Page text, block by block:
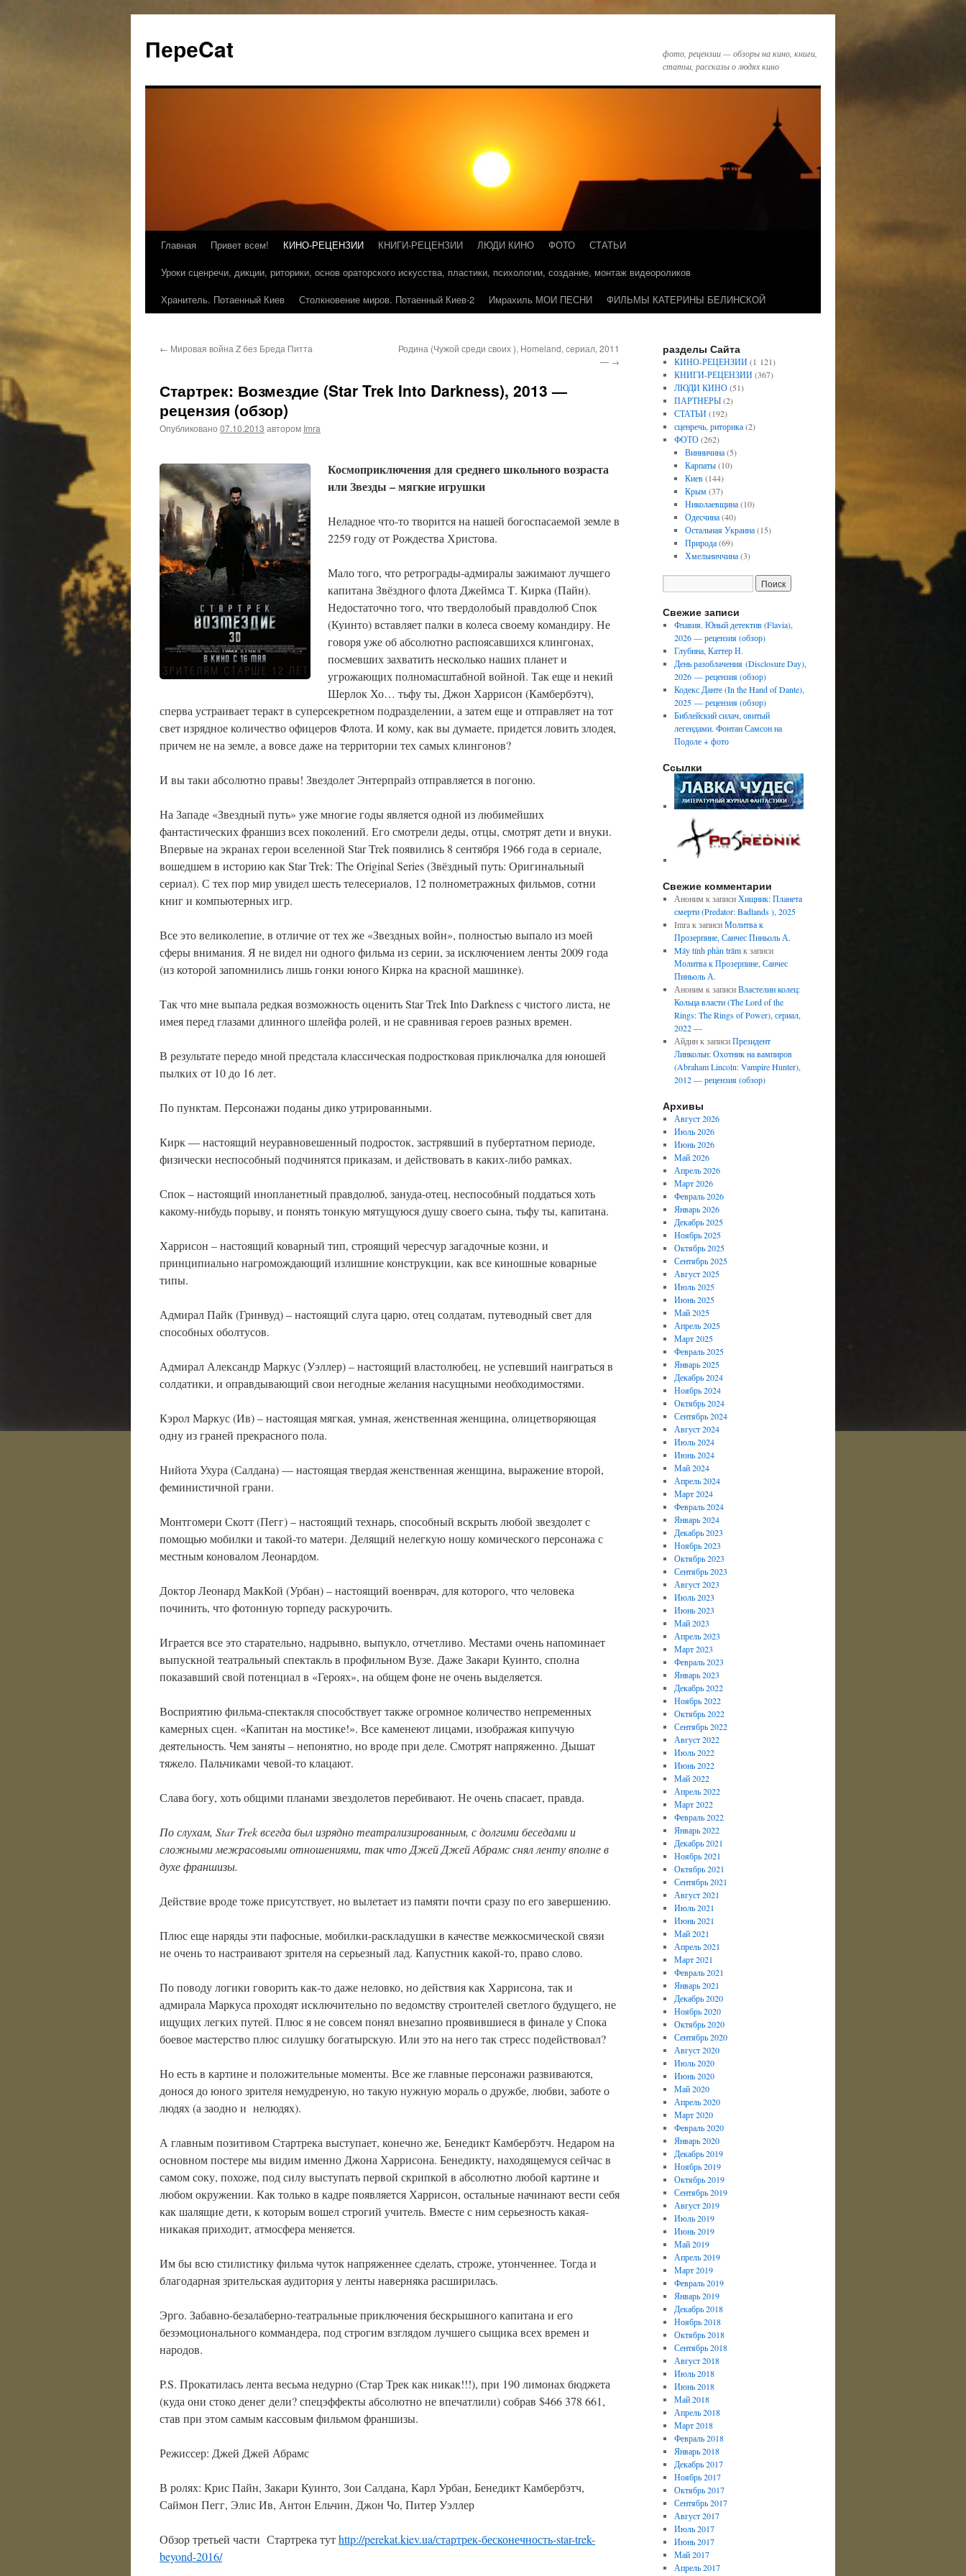
ПереCat
фото, рецензии — обзоры на кино, книги,
статьи, рассказы о людях кино
Главная Привет всем! КИНО-РЕЦЕНЗИИ КНИГИ-РЕЦЕНЗИИ ЛЮДИ КИНО ФОТО
СТАТЬИ
Уроки сценречи, дикции, риторики, основ ораторского искусства, пластики, психологии, создание, монтаж видеороликов
Хранитель. Потаенный Киев
Столкновение миров. Потаенный Киев-2 Имрахиль МОИ ПЕСНИ ФИЛЬМЫ КАТЕРИНЫ БЕЛИНСКОЙ
← Мировая война Z без Бреда Питта
Родина (Чужой среди своих ), Homeland, сериал, 2011
— →
Стартрек: Возмездие (Star Trek Into Darkness), 2013 —
рецензия (обзор)
Опубликовано 07.10.2013 автором Imra
Космоприключения для среднего школьного возраста
или Звезды – мягкие игрушки
Неладное что-то творится на нашей богоспасаемой земле в
2259 году от Рождества Христова.
Мало того, что ретрограды-адмиралы зажимают лучшего
капитана Звёздного флота Джеймса Т. Кирка (Пайн).
Недостаточно того, что твердолобый правдолюб Спок
(Куинто) вставляет палки в колеса своему командиру. Не
говоря уже об абсолютно распоясавшихся клингонах,
посмевших захватить несколько наших планет и
угрожающих полномасштабной войной. Так еще и некий
Шерлок Хо… тьфу ты, Джон Харрисон (Камбербэтч),
сперва устраивает теракт в суперсекретном подразделении, а затем еще и отправляет на тот
свет изрядное количество офицеров Флота. И кому, как вы думаете, придется ловить злодея,
причем не на земле, а вовсе даже на территории тех самых клингонов?
И вы таки абсолютно правы! Звездолет Энтерпрайз отправляется в погоню.
На Западе «Звездный путь» уже многие годы является одной из любимейших
фантастических франшиз всех поколений. Его смотрели деды, отцы, смотрят дети и внуки.
Впервые на экранах герои вселенной Star Trek появились 8 сентября 1966 года в сериале,
вошедшем в историю как Star Trek: The Original Series (Звёздный путь: Оригинальный
сериал). С тех пор мир увидел шесть телесериалов, 12 полнометражных фильмов, сотни
книг и компьютерных игр.
Все это великолепие, в отличие от тех же «Звездных войн», полностью выпало из моей
сферы внимания. Я не видел ни одного фильма из серии, за исключением ленты 2009 года
(из которой запомнились лишь гонки юного Кирка на красной машинке).
Так что мне выпала редкая возможность оценить Star Trek Into Darkness с чистого листа, не
имея перед глазами длинного шлейфа ролей, и не сравнивая героев разных времен.
В результате передо мной предстала классическая подростковая приключалка для юношей
пылких от 10 до 16 лет.
По пунктам. Персонажи поданы дико утрированными.
Кирк — настоящий неуравновешенный подросток, застрявший в пубертатном периоде,
физически неспособный подчинятся приказам, и действовать в каких-либо рамках.
Спок – настоящий инопланетный правдолюб, зануда-отец, неспособный поддаться хоть
какому-нибудь порыву, и понять тонкую мятущуюся душу своего сына, тьфу ты, капитана.
Харрисон – настоящий коварный тип, строящий чересчур загадочные козни, и
принципиально нагромождающий излишние конструкции, как все киношные коварные
типы.
Адмирал Пайк (Гринвуд) – настоящий слуга царю, отец солдатам, путеводный свет для
способных оболтусов.
Адмирал Александр Маркус (Уэллер) – настоящий властолюбец, не успевший наиграться в
солдатики, и оправдывающий свои негодные желания насущными необходимостями.
Кэрол Маркус (Ив) – настоящая мягкая, умная, женственная женщина, олицетворяющая
одну из граней прекрасного пола.
Нийота Ухура (Салдана) — настоящая твердая женственная женщина, выражение второй,
феминистичной грани.
Монтгомери Скотт (Пегг) – настоящий технарь, способный вскрыть любой звездолет с
помощью мобилки и такой-то матери. Делящий нелегкую ношу комического персонажа с
местным коновалом Леонардом.
Доктор Леонард МакКой (Урбан) – настоящий военврач, для которого, что человека
починить, что фотонную торпеду раскурочить.
Играется все это старательно, надрывно, выпукло, отчетливо. Местами очень напоминает
выпускной театральный спектакль в профильном Вузе. Даже Закари Куинто, сполна
показавший свой потенциал в «Героях», на общем фоне не очень выделяется.
Восприятию фильма-спектакля способствует также огромное количество непременных
камерных сцен. «Капитан на мостике!». Все каменеют лицами, изображая кипучую
деятельность. Чем заняты – непонятно, но вроде при деле. Смотрят напряженно. Дышат
тяжело. Пальчиками чевой-то клацают.
Слава богу, хоть общими планами звездолетов перебивают. Не очень спасает, правда.
По слухам, Star Trekвсегда был изрядно театрализированным, с долгими беседами и
сложными межрасовыми отношениями, так что Джей Джей Абрамсснял ленту вполне в
духе франшизы.
Действие вроде тоже присутствует, но вылетает из памяти почти сразу по его завершению.
Плюс еще наряды эти пафосные, мобилки-раскладушки в качестве межкосмической связи
не очень то настраивают зрителя на серьезный лад. Капустник какой-то, право слово.
По поводу логики говорить как-то даже неловко, но действия как Харрисона, так и
адмирала Маркуса проходят исключительно по ведомству строителей светлого будущего, не
ищущих легких путей. Плюс я не совсем понял внезапно проявившиеся в финале у Спока
боевое мастерство плюс силушку богатырскую. Или это на него так стресс подействовал?
Но есть в картине и положительные моменты. Все же главные персонажи развиваются,
донося до юного зрителя немудреную, но такую нужную мораль о дружбе, любви, заботе о
людях (а заодно и нелюдях).
А главным позитивом Стартрека выступает, конечно же, Бенедикт Камбербэтч. Недаром на
основном постере мы видим именно Джона Харрисона. Бенедикту, находящемуся сейчас в
самом соку, похоже, под силу выступать первой скрипкой в абсолютно любой картине и
любом окружении. Как только в кадре появляется Харрисон, остальные начинают вести себя
как шалящие дети, к которым вошел строгий учитель. Вместе с ним серьезность какая-
никакая приходит, атмосфера меняется.
Им бы всю стилистику фильма чуток напряженнее сделать, строже, утонченнее. Тогда и
благодарная зрительская аудитория у ленты наверняка расширилась.
Эрго. Забавно-безалаберно-театральные приключения бескрышного капитана и его
безэмоционального коммандера, под строгим взглядом лучшего сыщика всех времен и
народов.
P.S. Прокатилась лента весьма недурно (Стар Трек как никак!!!), при 190 лимонах бюджета
(куда они стоко денег дели? спецэффекты абсолютно не впечатлили) собрав $466 378 661,
став при этом самым кассовым фильмом франшизы.
Режиссер: Джей Джей Абрамс
В ролях: Крис Пайн, Закари Куинто, Зои Салдана, Карл Урбан, Бенедикт Камбербэтч,
Саймон Пегг, Элис Ив, Антон Ельчин, Джон Чо, Питер Уэллер
Обзор третьей части Стартрека тутhttp://perekat.kiev.ua/стартрек-бесконечность-star-trek-
beyond-2016/
разделы Сайта
КИНО-РЕЦЕНЗИИ(1 121)
КНИГИ-РЕЦЕНЗИИ(367)
ЛЮДИ КИНО(51)
ПАРТНЕРЫ(2)
СТАТЬИ(192)
сценречь, риторика(2)
ФОТО(262)
Винничина(5)
Карпаты(10)
Киев(144)
Крым(37)
Николаевщина(10)
Одесчина(40)
Остальная Украина(15)
Природа(69)
Хмельниччина(3)
Свежие записи
Флавия. Юный детектив (Flavia),
2026 — рецензия (обзор)
Глубина, Каттер Н.
День разоблачения (Disclosure Day),
2026 — рецензия (обзор)
Кодекс Данте (In the Hand of Dante),
2025 — рецензия (обзор)
Библейский силач, овитый
легендами. Фонтан Самсон на
Подоле + фото
Ссылки
Свежие комментарии
Аноним к записиХищник: Планета
смерти (Predator: Badlands ), 2025
Imraк записиМолитва к
Прозерпине, Санчес Пиньоль А.
Máy tính phần trămк записи
Молитва к Прозерпине, Санчес
Пиньоль А.
Аноним к записиВластелин колец:
Кольца власти (The Lord of the
Rings: The Rings of Power), сериал,
2022 —
Айдинк записиПрезидент
Линкольн: Охотник на вампиров
(Abraham Lincoln: Vampire Hunter),
2012 — рецензия (обзор)
Архивы
Август 2026
Июль 2026
Июнь 2026
Май 2026
Апрель 2026
Март 2026
Февраль 2026
Январь 2026
Декабрь 2025
Ноябрь 2025
Октябрь 2025
Сентябрь 2025
Август 2025
Июль 2025
Июнь 2025
Май 2025
Апрель 2025
Март 2025
Февраль 2025
Январь 2025
Декабрь 2024
Ноябрь 2024
Октябрь 2024
Сентябрь 2024
Август 2024
Июль 2024
Июнь 2024
Май 2024
Апрель 2024
Март 2024
Февраль 2024
Январь 2024
Декабрь 2023
Ноябрь 2023
Октябрь 2023
Сентябрь 2023
Август 2023
Июль 2023
Июнь 2023
Май 2023
Апрель 2023
Март 2023
Февраль 2023
Январь 2023
Декабрь 2022
Ноябрь 2022
Октябрь 2022
Сентябрь 2022
Август 2022
Июль 2022
Июнь 2022
Май 2022
Апрель 2022
Март 2022
Февраль 2022
Январь 2022
Декабрь 2021
Ноябрь 2021
Октябрь 2021
Сентябрь 2021
Август 2021
Июль 2021
Июнь 2021
Май 2021
Апрель 2021
Март 2021
Февраль 2021
Январь 2021
Декабрь 2020
Ноябрь 2020
Октябрь 2020
Сентябрь 2020
Август 2020
Июль 2020
Июнь 2020
Май 2020
Апрель 2020
Март 2020
Февраль 2020
Январь 2020
Декабрь 2019
Ноябрь 2019
Октябрь 2019
Сентябрь 2019
Август 2019
Июль 2019
Июнь 2019
Май 2019
Апрель 2019
Март 2019
Февраль 2019
Январь 2019
Декабрь 2018
Ноябрь 2018
Октябрь 2018
Сентябрь 2018
Август 2018
Июль 2018
Июнь 2018
Май 2018
Апрель 2018
Март 2018
Февраль 2018
Январь 2018
Декабрь 2017
Ноябрь 2017
Октябрь 2017
Сентябрь 2017
Август 2017
Июль 2017
Июнь 2017
Май 2017
Апрель 2017